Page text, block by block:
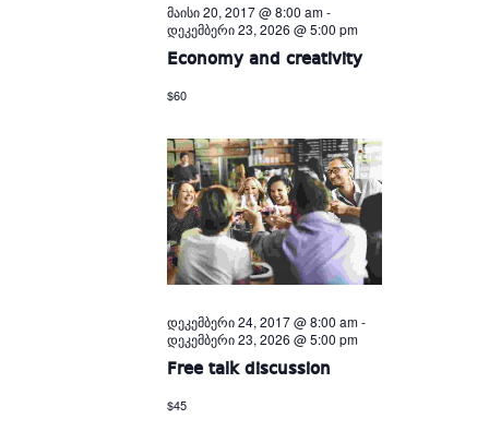
მაისი 20, 2017 @ 8:00 am-
დეკემბერი 23, 2026 @ 5:00 pm
Economy and creativity
$60
დეკემბერი 24, 2017 @ 8:00 am-
დეკემბერი 23, 2026 @ 5:00 pm
Free talk discussion
$45